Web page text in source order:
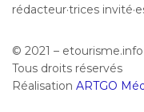
rédacteur·trices
© 2021 – etourisme.info
Tous droits réservés
Réalisation ARTGO